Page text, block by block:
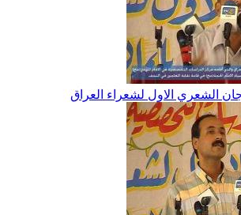
الشعري الاول لشعراء العراق